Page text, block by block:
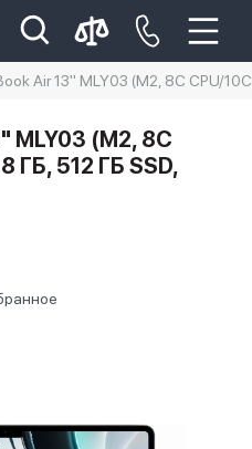
14
Air 13" MLY03 (M2, 8C CPU/
MLY03 (M2, 8C
ГБ, 512 ГБ SSD,